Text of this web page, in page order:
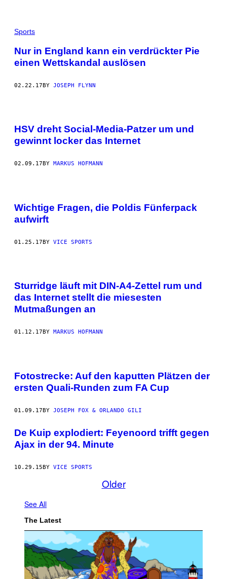
Sports
Nur in England kann ein verdrückter Pie
einen Wettskandal auslösen
02.22.17BY JOSEPH FLYNN
HSV dreht Social-Media-Patzer um und
gewinnt locker das Internet
02.09.17 BY MARKUS HOFMANN
Wichtige Fragen, die Poldis Fünferpack
aufwirft
01.25.17BY VICE SPORTS
Sturridge läuft mit DIN-A4-Zettel rum und
das Internet stellt die miesesten
Mutmaßungen an
01.12.17 BY MARKUS HOFMANN
Fotostrecke: Auf den kaputten Plätzen der
ersten Quali-Runden zum FA Cup
01.09.17BY JOSEPH FOX & ORLANDO GILI
De Kuip explodiert: Feyenoord trifft gegen
Ajax in der 94. Minute
10.29.15 BY VICE SPORTS
Older
See All
The Latest